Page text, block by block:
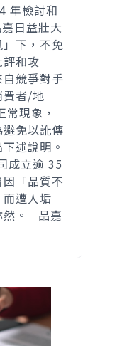
年檢討和
日益壯大
下，不免
和攻
競爭對手
費者/地
現象，
免以訛傳
述說明。
成立逾 35
「品質不
遭人垢
然。 品嘉